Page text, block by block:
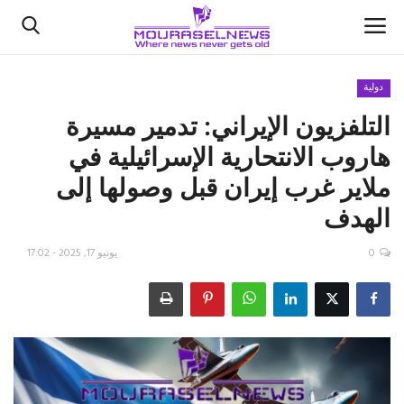
الأخبار
كتّابنا
السعودية
اقتصاد
علوم وتكنولوجيا
فيديو
دولية
التلفزيون الإيراني: تدمير مسيرة
هاروب الانتحارية الإسرائيلية في
ملاير غرب إيران قبل وصولها إلى
الهدف
يونيو 17, 2025 - 17:02 0